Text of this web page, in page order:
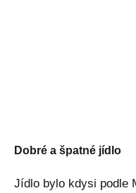
Dobré a špatné jídlo
Jídlo bylo kdysi podle